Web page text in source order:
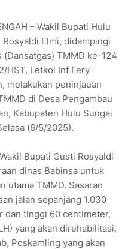
– Wakil Bupati Hulu
Elmi, didampingi
(Dansatgas) TMMD ke-124
HST, Letkol Inf Fery
melakukan peninjauan
di Desa Pengambau
Kabupaten Hulu Sungai
(6/5/2025).
Bupati Gusti Rosyaldi
dinas Babinsa untuk
utama TMMD. Sasaran
jalan sepanjang 1.030
dan tinggi 60 centimeter,
yang akan direhabilitasi,
Poskamling yang akan